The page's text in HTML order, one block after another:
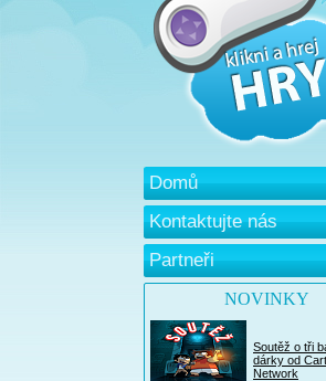
Domů
Kontaktujte nás
Partneři
NOVINKY
Soutěž o tři
dárky od
Network